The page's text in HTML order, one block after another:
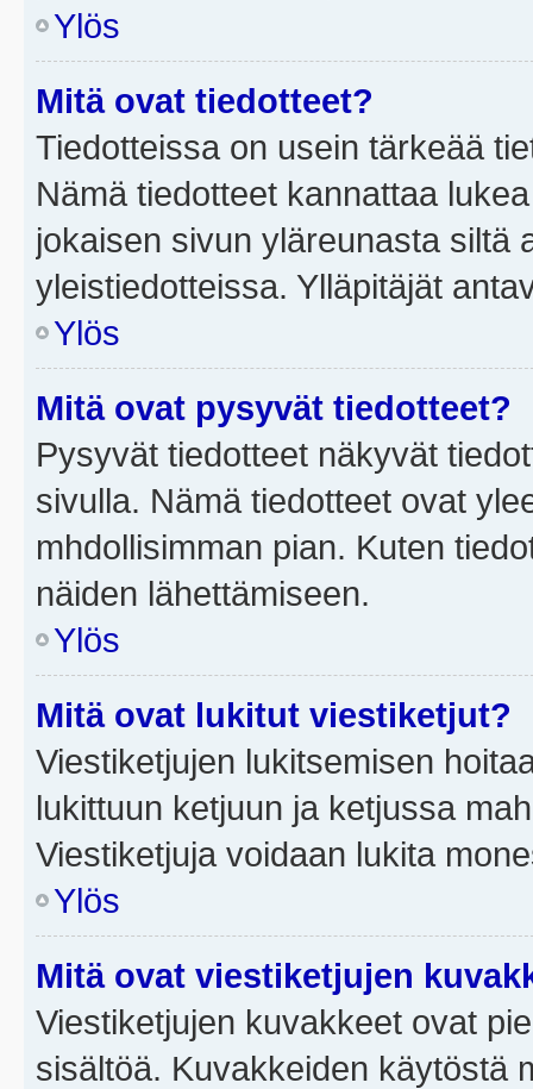
Ylös
Mitä ovat tiedotteet?
Tiedotteissa on usein tärkeää
Nämä tiedotteet kannattaa
jokaisen sivun yläreunasta siltä
yleistiedotteissa. Ylläpitäjät
Ylös
Mitä ovat pysyvät tiedotteet?
Pysyvät tiedotteet näkyvät
sivulla. Nämä tiedotteet ovat
mhdollisimman pian. Kuten
näiden lähettämiseen.
Ylös
Mitä ovat lukitut viestiketjut?
Viestiketjujen lukitsemisen
lukittuun ketjuun ja ketjussa
Viestiketjuja voidaan lukita
Ylös
Mitä ovat viestiketjujen
Viestiketjujen kuvakkeet ovat
sisältöä. Kuvakkeiden käytöstä